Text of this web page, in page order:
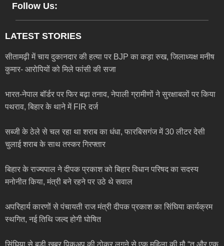
Follow Us:
LATEST STORIES
सीतामढ़ी में चाय दुकानदार की हत्या पर BJP का कड़ा रुख, जिलाध्यक्ष मनीष
कुमार- आरोपियों को मिले फांसी की सजा
भारत-नेपाल बॉर्डर पर फिर बढ़ा तनाव, नेपाली ग्रामीणों ने सुरक्षाबलों पर किया
पथराव, बिहार के थाने में FIR दर्ज
सब्जी के ठेले से चल रहा था शराब का धंधा, फारबिसगंज में 30 लीटर देसी
चुलाई शराब के साथ तस्कर गिरफ्तार
बिहार के राज्यपाल ने दीपक प्रकाश को बिहार विधान परिषद का सदस्य
मनोनीत किया, मंत्री बने रहने पर उठे थे सवाल
अपरिहार्य कारणों से पंचायती राज मंत्री दीपक प्रकाश का सिंघिया कार्यक्रम
स्थगित, नई तिथि जल्द होगी घोषित
सिंघिया से बड़ी खबर,पिकअप की ठोकर लगने से एक महिला की मौ “त और एक